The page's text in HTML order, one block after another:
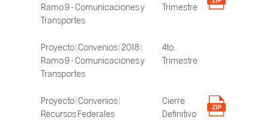
Ramo 9 - Comunicaciones y
Transportes
Trimestre
Proyecto | Convenios | 2018 |
Ramo 9 - Comunicaciones y
Transportes
4to.
Trimestre
Proyecto | Convenios |
Recursos Federales
Cierre
Definitivo